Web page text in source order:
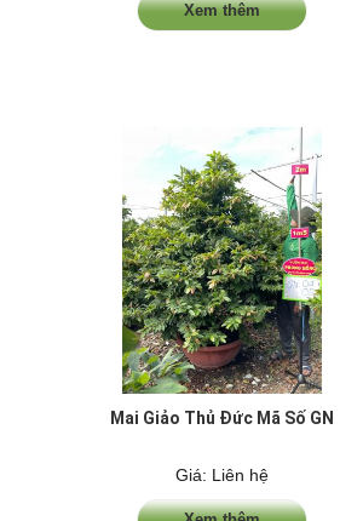
Xem thêm
Mai Giảo Thủ Đức Mã Số GN
Giá: Liên hệ